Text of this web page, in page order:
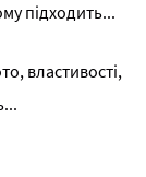
підходить...
властивості,